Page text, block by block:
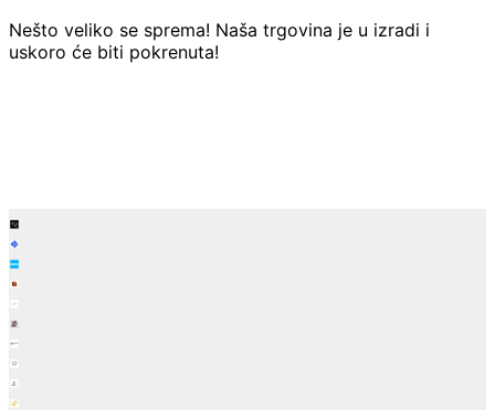
Nešto veliko se sprema! Naša trgovina je u izradi i
uskoro će biti pokrenuta!